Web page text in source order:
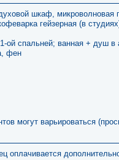
шкаф, микроволновая
гейзерная (в
ой спальней; ванная + душ в
фен
могут варьироваться
оплачивается